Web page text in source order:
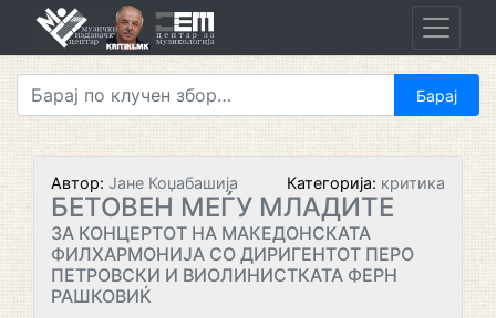
Автор: Јане Коџабашија Категорија: критика
БЕТОВЕН МЕЃУ МЛАДИТЕ
ЗА КОНЦЕРТОТ НА МАКЕДОНСКАТА
ФИЛХАРМОНИЈА СО ДИРИГЕНТОТ ПЕРО
ПЕТРОВСКИ И ВИОЛИНИСТКАТА ФЕРН
РАШКОВИЌ